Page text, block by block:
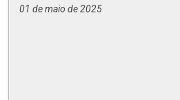
01 de maio de 2025